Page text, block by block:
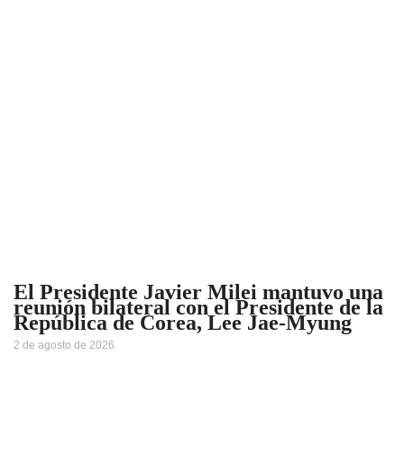
El Presidente Javier Milei mantuvo una
reunión bilateral con el Presidente de la
República de Corea, Lee Jae-Myung
2 de agosto de 2026